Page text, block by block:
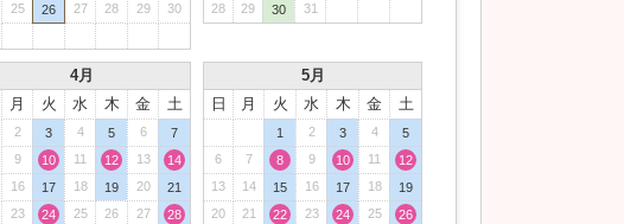
25 26 27 28 29
30
28
29 30 31
4月
月 火 水 木 金 土
2 3 4 5 6
7
9 10 11 12 13
14
16 17 18 19 20
21
23 24 25 26 27
28
5月
日 月 火 水 木 金 土
1 2 3 4
5
6
7 8 9 10 11
12
13
14 15 16 17 18
19
20
21 22 23 24 25
26